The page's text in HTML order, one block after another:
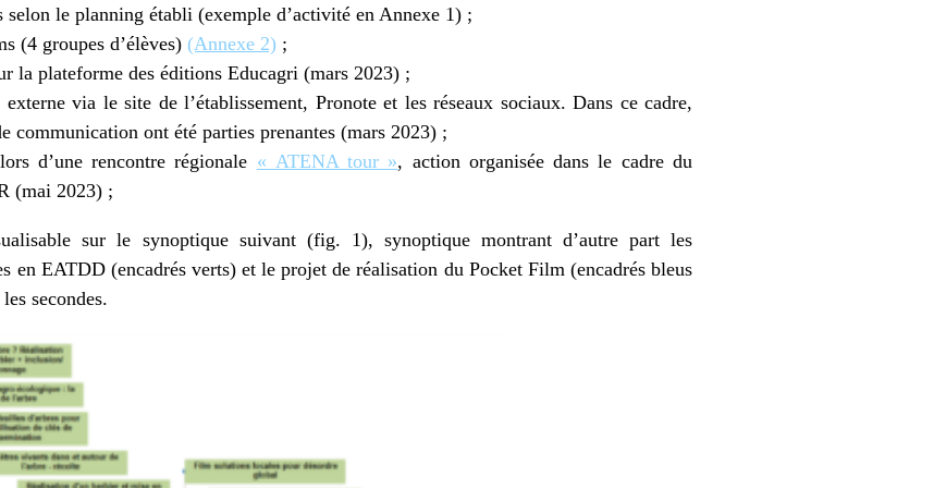
le planning établi (exemple d’activité en Annexe 1) ;
(4 groupes d’élèves) (Annexe 2) ;
la plateforme des éditions Educagri (mars 2023) ;
via le site de l’établissement, Pronote et les réseaux sociaux. Dans ce cadre,
communication ont été parties prenantes (mars 2023) ;
d’une rencontre régionale « ATENA tour », action organisée dans le cadre du
(mai 2023) ;
sur le synoptique suivant (fig. 1), synoptique montrant d’autre part les
en EATDD (encadrés verts) et le projet de réalisation du Pocket Film (encadrés bleus
secondes.